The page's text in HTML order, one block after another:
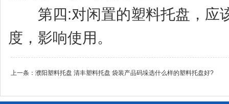
第四:对闲置的塑料托盘，应
度，影响使用。
上一条： 濮阳塑料托盘 清丰塑料托盘 袋装产品码垛选什么样的塑料托盘好?